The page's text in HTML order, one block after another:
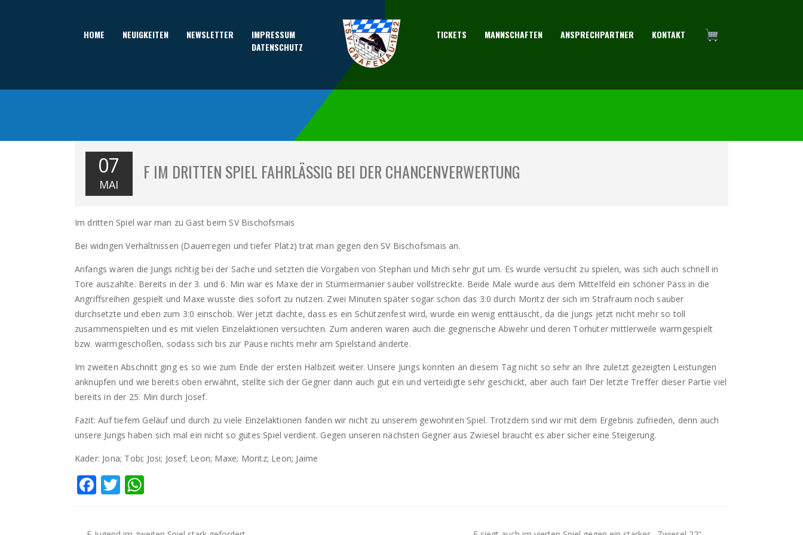
HOME NEUIGKEITEN NEWSLETTER
IMPRESSUM
DATENSCHUTZ
TICKETS MANNSCHAFTEN ANSPRECHPARTNER KONTAKT
07
MAI
F IM DRITTEN SPIEL FAHRLÄSSIG BEI DER CHANCENVERWERTUNG
Im dritten Spiel war man zu Gast beim SV Bischofsmais
Bei widrigen Verhältnissen (Dauerregen und tiefer Platz) trat man gegen den SV Bischofsmais an.
Anfangs waren die Jungs richtig bei der Sache und setzten die Vorgaben von Stephan und Mich sehr gut um. Es wurde versucht zu spielen, was sich auch schnell in
Tore auszahlte. Bereits in der 3. und 6. Min war es Maxe der in Stürmermanier sauber vollstreckte. Beide Male wurde aus dem Mittelfeld ein schöner Pass in die
Angriffsreihen gespielt und Maxe wusste dies sofort zu nutzen. Zwei Minuten später sogar schon das 3:0 durch Moritz der sich im Strafraum noch sauber
durchsetzte und eben zum 3:0 einschob. Wer jetzt dachte, dass es ein Schützenfest wird, wurde ein wenig enttäuscht, da die Jungs jetzt nicht mehr so toll
zusammenspielten und es mit vielen Einzelaktionen versuchten. Zum anderen waren auch die gegnerische Abwehr und deren Torhüter mittlerweile warmgespielt
bzw. warmgeschoßen, sodass sich bis zur Pause nichts mehr am Spielstand änderte.
Im zweiten Abschnitt ging es so wie zum Ende der ersten Halbzeit weiter. Unsere Jungs konnten an diesem Tag nicht so sehr an Ihre zuletzt gezeigten Leistungen
anknüpfen und wie bereits oben erwähnt, stellte sich der Gegner dann auch gut ein und verteidigte sehr geschickt, aber auch fair! Der letzte Treffer dieser Partie viel
bereits in der 25. Min durch Josef.
Fazit: Auf tiefem Geläuf und durch zu viele Einzelaktionen fanden wir nicht zu unserem gewohnten Spiel. Trotzdem sind wir mit dem Ergebnis zufrieden, denn auch
unsere Jungs haben sich mal ein nicht so gutes Spiel verdient. Gegen unseren nächsten Gegner aus Zwiesel braucht es aber sicher eine Steigerung.
Kader: Jona; Tobi; Josi; Josef; Leon; Maxe; Moritz; Leon; Jaime
Facebook
Twitter
WhatsApp